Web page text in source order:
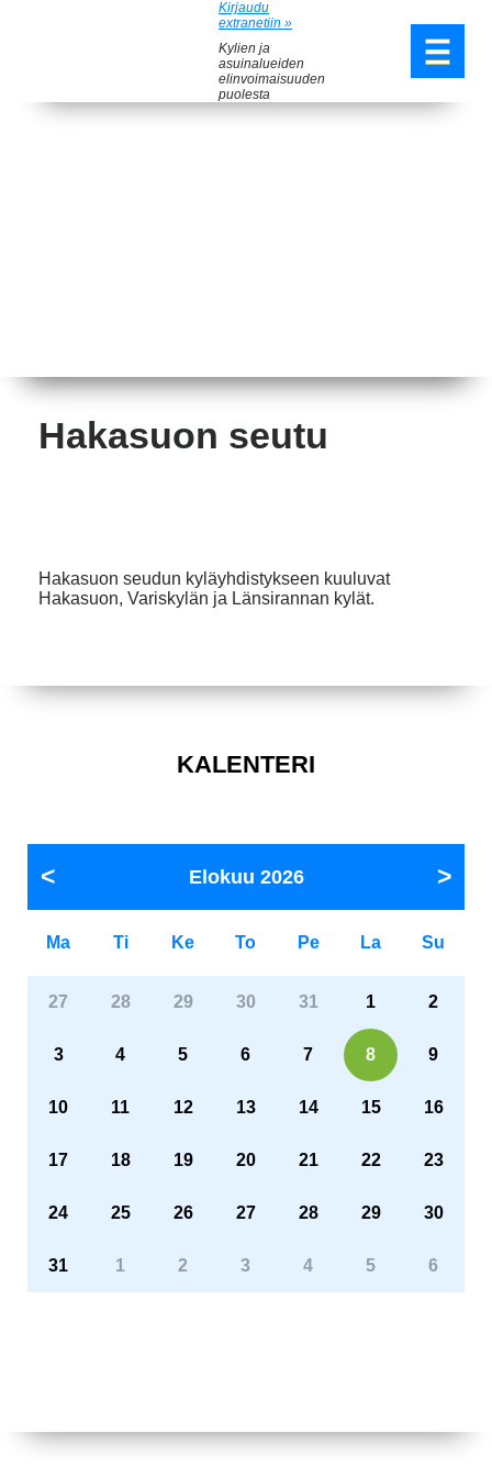
Kirjaudu
extranetiin »
Kylien ja
asuinalueiden
elinvoimaisuuden
puolesta
Hakasuon seutu
Hakasuon seudun kyläyhdistykseen kuuluvat
Hakasuon, Variskylän ja Länsirannan kylät.
KALENTERI
Elokuu 2026
Ma Ti Ke To Pe La Su
27 28 29 30 31 1 2
3 4 5 6 7 8 9
10 11 12 13 14 15 16
17 18 19 20 21 22 23
24 25 26 27 28 29 30
31 1 2 3 4 5 6